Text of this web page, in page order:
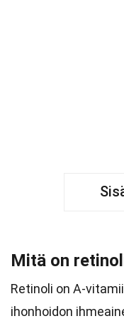
Mitä on
Retinoli on A-
ihonhoidon